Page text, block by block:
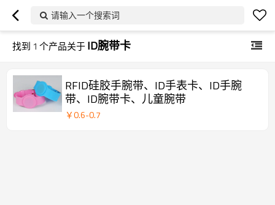
请输入一个搜索词
找到 1 个产品关于ID腕带卡
RFID硅胶手腕带、ID手表卡、ID手腕
带、ID腕带卡、儿童腕带
￥0.6-0.7